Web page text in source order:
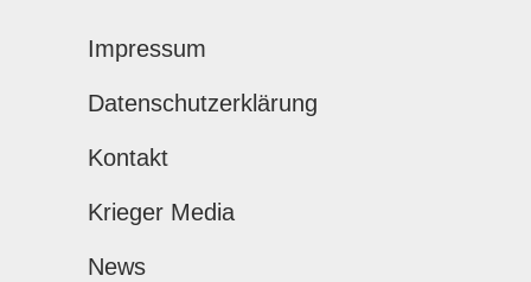
Impressum
Datenschutzerklärung
Kontakt
Krieger Media
News